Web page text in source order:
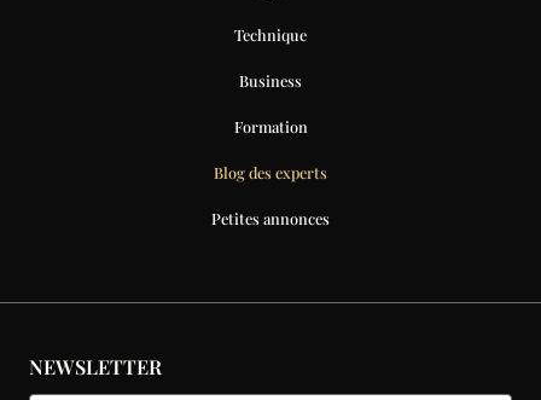
Technique
Business
Formation
Blog des experts
Petites annonces
NEWSLETTER